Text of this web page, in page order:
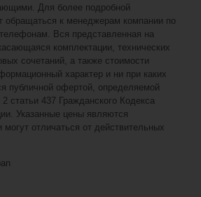
Для более подробной
обращаться к менеджерам компании по
Вся представленная на
комплектации, технических
сочетаний, а также стоимости
характер и ни при каких
публичной офертой, определяемой
статьи 437 Гражданского Кодекса
Указанные цены являются
отличаться от действительных